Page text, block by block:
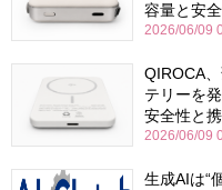
容量と安
2026/06/09
QIROCA
テリーを
安全性と
2026/06/09
生成AIは“